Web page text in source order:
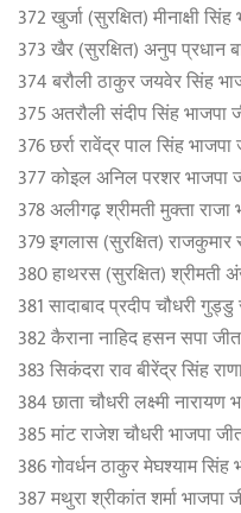
372 खुर्जा (सुरक्षित) मीनाक्षी
373 खैर (सुरक्षित) अनुप प्रधान
374 बरौली ठाकुर जयवेर सिंह
375 अतरौली संदीप सिंह भाजपा
376 छर्रा रावेंद्र पाल सिंह
377 कोइल अनिल परशर भाजपा
378 अलीगढ़ श्रीमती मुक्ता राजा
379 इगलास (सुरक्षित) राजकुमार
380 हाथरस (सुरक्षित) श्रीमती
381 सादाबाद प्रदीप चौधरी
382 कैराना नाहिद हसन सपा जीत
383 सिकंदरा राव बीरेंद्र सिंह
384 छाता चौधरी लक्ष्मी नारायण
385 मांट राजेश चौधरी भाजपा
386 गोवर्धन ठाकुर मेघश्याम सिंह
387 मथुरा श्रीकांत शर्मा भाजपा